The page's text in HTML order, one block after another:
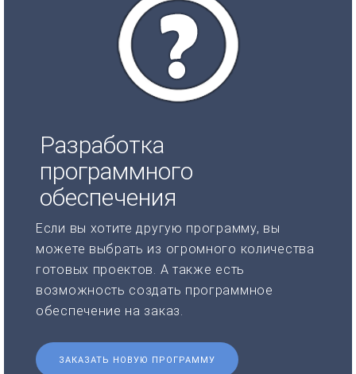
Разработка
программного
обеспечения
Если вы хотите другую программу, вы
можете выбрать из огромного количества
готовых проектов. А также есть
возможность создать программное
обеспечение на заказ.
ЗАКАЗАТЬ НОВУЮ ПРОГРАММУ